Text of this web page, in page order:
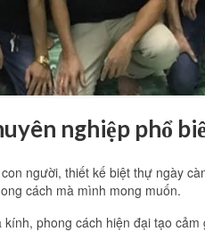
nghiệp phổ
người, thiết kế biệt thự ngày
cách mà mình mong muốn.
phong cách hiện đại tạo